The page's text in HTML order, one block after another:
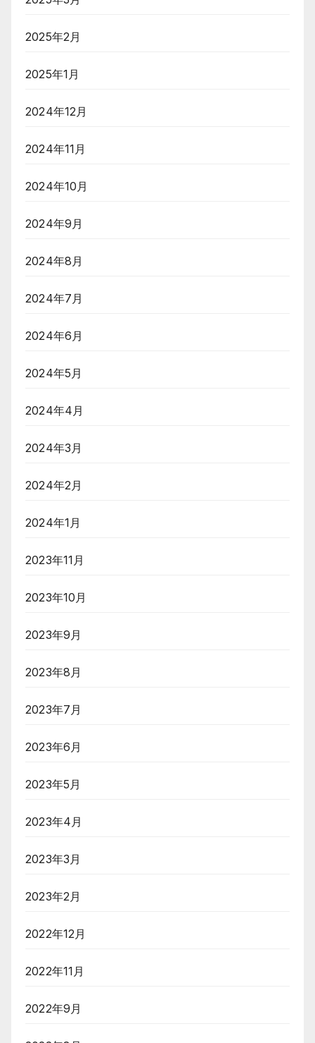
2025年2月
2025年1月
2024年12月
2024年11月
2024年10月
2024年9月
2024年8月
2024年7月
2024年6月
2024年5月
2024年4月
2024年3月
2024年2月
2024年1月
2023年11月
2023年10月
2023年9月
2023年8月
2023年7月
2023年6月
2023年5月
2023年4月
2023年3月
2023年2月
2022年12月
2022年11月
2022年9月